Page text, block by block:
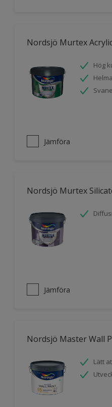
Nordsjö Murtex
Hög
Jämföra
Nordsjö Murtex
Jämföra
Nordsjö Master Wall
Lätt